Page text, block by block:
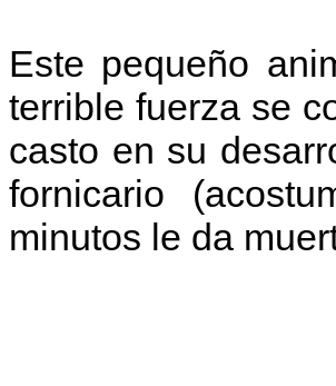
Este pequeño
terrible fuerza se
casto en su
fornicario
minutos le da